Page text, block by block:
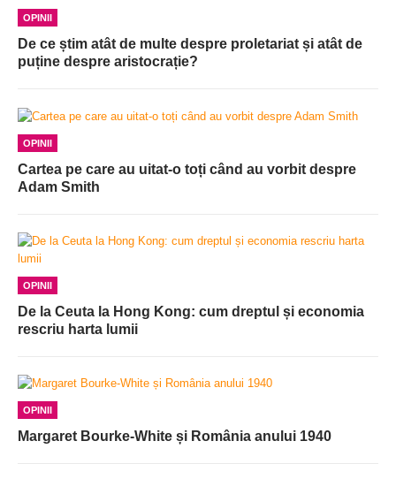
OPINII
De ce știm atât de multe despre proletariat și atât de
puține despre aristocrație?
OPINII
Cartea pe care au uitat-o toți când au vorbit despre
Adam Smith
OPINII
De la Ceuta la Hong Kong: cum dreptul și economia
rescriu harta lumii
OPINII
Margaret Bourke-White și România anului 1940